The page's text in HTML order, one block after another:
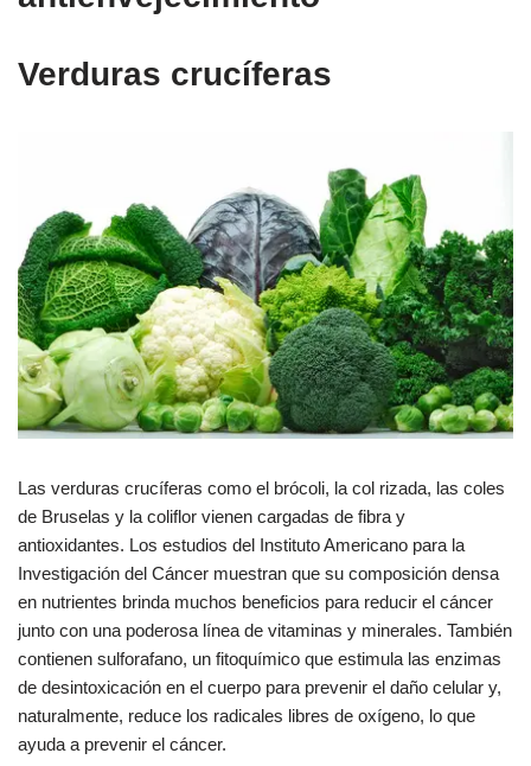
Verduras crucíferas
Las verduras crucíferas como el brócoli, la col rizada, las coles
de Bruselas y la coliflor vienen cargadas de fibra y
antioxidantes. Los estudios del Instituto Americano para la
Investigación del Cáncer muestran que su composición densa
en nutrientes brinda muchos beneficios para reducir el cáncer
junto con una poderosa línea de vitaminas y minerales. También
contienen sulforafano, un fitoquímico que estimula las enzimas
de desintoxicación en el cuerpo para prevenir el daño celular y,
naturalmente, reduce los radicales libres de oxígeno, lo que
ayuda a prevenir el cáncer.